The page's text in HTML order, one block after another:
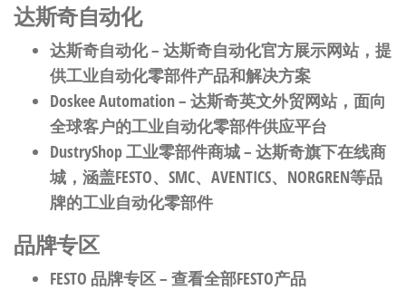
达斯奇自动化
达斯奇自动化– 达斯奇自动化官方展示网站，提
供工业自动化零部件产品和解决方案
Doskee Automation– 达斯奇英文外贸网站，面向
全球客户的工业自动化零部件供应平台
DustryShop 工业零部件商城– 达斯奇旗下在线商
城，涵盖FESTO、SMC、AVENTICS、NORGREN等品
牌的工业自动化零部件
品牌专区
FESTO 品牌专区– 查看全部FESTO产品